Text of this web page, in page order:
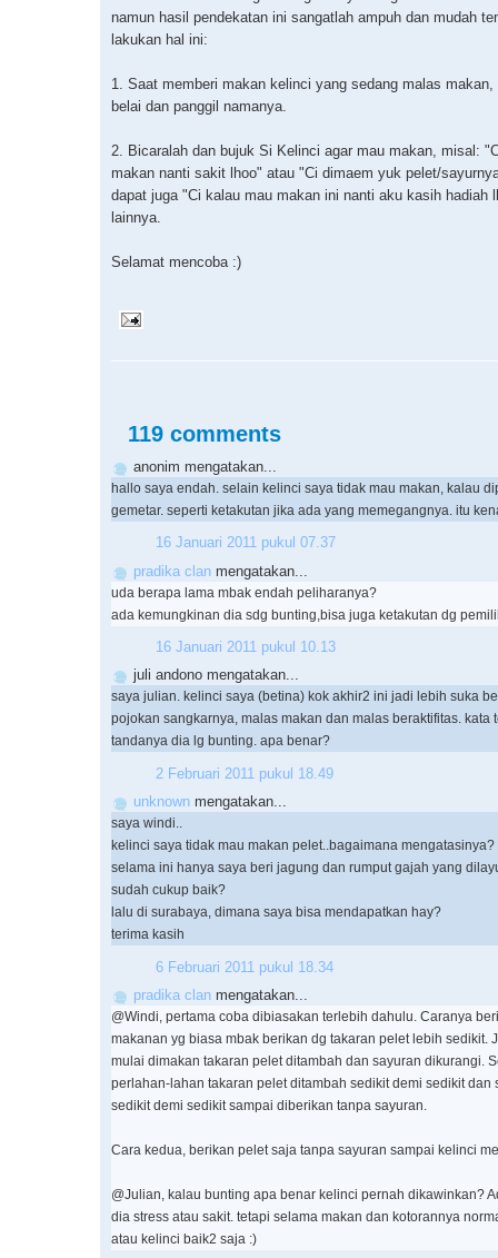
namun hasil pendekatan ini sangatlah ampuh dan mudah
lakukan hal ini:
1. Saat memberi makan kelinci yang sedang malas
belai dan panggil namanya.
2. Bicaralah dan bujuk Si Kelinci agar mau makan, misal:
makan nanti sakit lhoo" atau "Ci dimaem yuk pelet/
dapat juga "Ci kalau mau makan ini nanti aku kasih hadiah
lainnya.
Selamat mencoba :)
119 comments
anonim mengatakan...
hallo saya endah. selain kelinci saya tidak mau makan, kalau
gemetar. seperti ketakutan jika ada yang memegangnya. itu
16 Januari 2011 pukul 07.37
pradika clan mengatakan...
uda berapa lama mbak endah peliharanya?
ada kemungkinan dia sdg bunting,bisa juga ketakutan dg
16 Januari 2011 pukul 10.13
juli andono mengatakan...
saya julian. kelinci saya (betina) kok akhir2 ini jadi lebih suka
pojokan sangkarnya, malas makan dan malas beraktifitas. kata
tandanya dia lg bunting. apa benar?
2 Februari 2011 pukul 18.49
unknown mengatakan...
saya windi..
kelinci saya tidak mau makan pelet..bagaimana mengatasinya?
selama ini hanya saya beri jagung dan rumput gajah yang
sudah cukup baik?
lalu di surabaya, dimana saya bisa mendapatkan hay?
terima kasih
6 Februari 2011 pukul 18.34
pradika clan mengatakan...
@Windi, pertama coba dibiasakan terlebih dahulu. Caranya
makanan yg biasa mbak berikan dg takaran pelet lebih sedikit.
mulai dimakan takaran pelet ditambah dan sayuran dikurangi.
perlahan-lahan takaran pelet ditambah sedikit demi sedikit dan
sedikit demi sedikit sampai diberikan tanpa sayuran.
Cara kedua, berikan pelet saja tanpa sayuran sampai kelinci
@Julian, kalau bunting apa benar kelinci pernah dikawinkan?
dia stress atau sakit. tetapi selama makan dan kotorannya
atau kelinci baik2 saja :)